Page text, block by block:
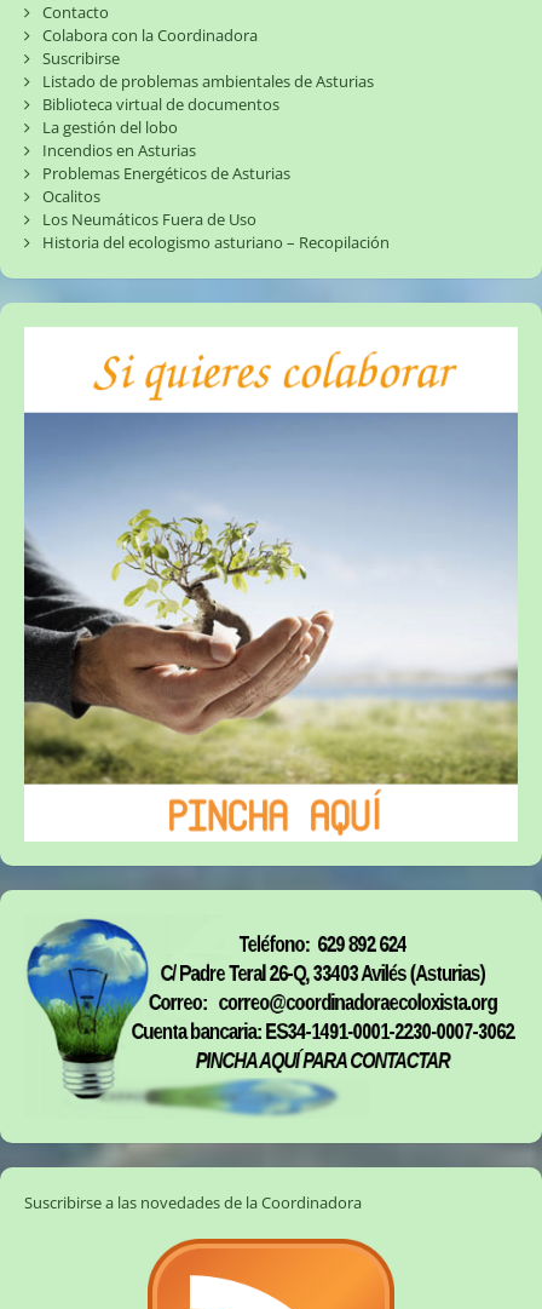
Contacto
Colabora con la Coordinadora
Suscribirse
Listado de problemas ambientales de Asturias
Biblioteca virtual de documentos
La gestión del lobo
Incendios en Asturias
Problemas Energéticos de Asturias
Ocalitos
Los Neumáticos Fuera de Uso
Historia del ecologismo asturiano – Recopilación
Suscribirse a las novedades de la Coordinadora